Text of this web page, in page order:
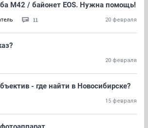
М42 / байонет EOS. Нужна помощь!
11 20 февраля
20 февраля
- где найти в Новосибирске?
15 февраля